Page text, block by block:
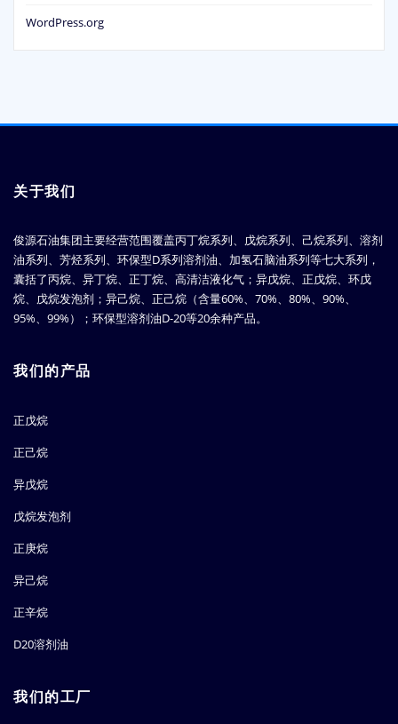
WordPress.org
关于我们
俊源石油集团主要经营范围覆盖丙丁烷系列、戊烷系列、己烷系列、溶剂
油系列、芳烃系列、环保型D系列溶剂油、加氢石脑油系列等七大系列，
囊括了丙烷、异丁烷、正丁烷、高清洁液化气；异戊烷、正戊烷、环戊
烷、戊烷发泡剂；异己烷、正己烷（含量60%、70%、80%、90%、
95%、99%）；环保型溶剂油D-20等20余种产品。
我们的产品
正戊烷
正己烷
异戊烷
戊烷发泡剂
正庚烷
异己烷
正辛烷
D20溶剂油
我们的工厂